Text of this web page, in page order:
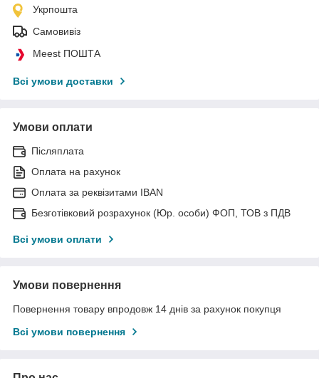
Укрпошта
Самовивіз
Meest ПОШТА
Всі умови доставки
Умови оплати
Післяплата
Оплата на рахунок
Оплата за реквізитами IBAN
Безготівковий розрахунок (Юр. особи) ФОП, ТОВ з ПДВ
Всі умови оплати
Умови повернення
Повернення товару впродовж 14 днів за рахунок покупця
Всі умови повернення